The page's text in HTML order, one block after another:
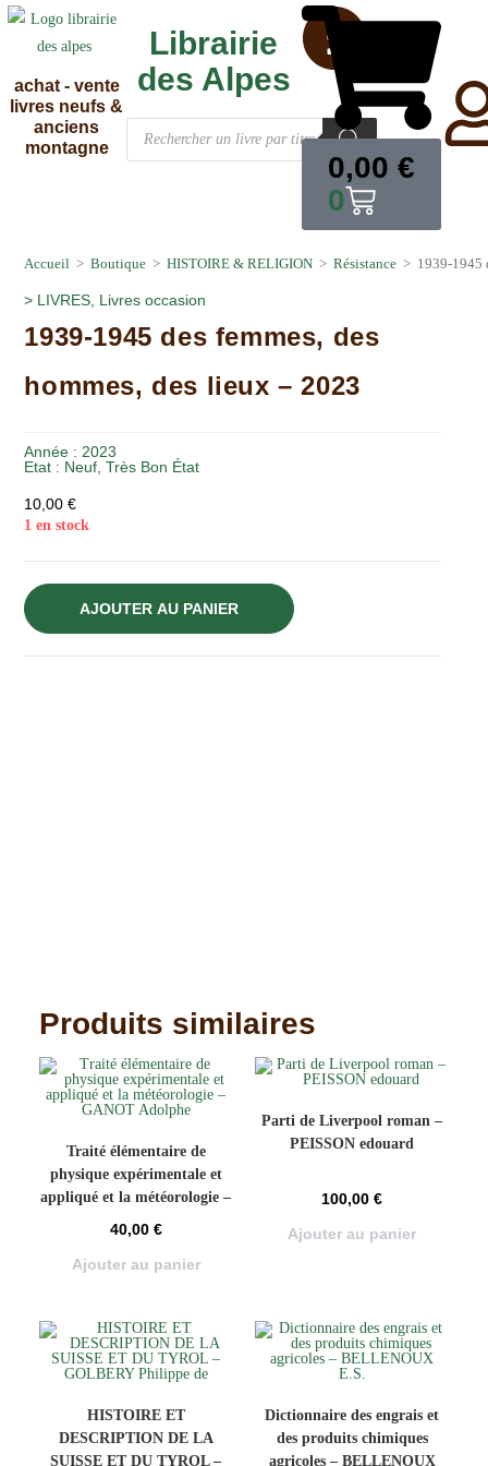
achat - vente
livres neufs &
anciens
montagne
0,00 €
0
Librairie
des Alpes
Accueil > Boutique > HISTOIRE & RELIGION > Résistance > 1939-1945
> LIVRES Livres occasion
1939-1945 des femmes, des
hommes, des lieux – 2023
Année : 2023
Etat : Neuf ,Très Bon État
10,00€
1 en stock
AJOUTER AU PANIER
Produits similaires
Traité élémentaire de
physique expérimentale et
appliqué et la météorologie –
40,00 €
Ajouter au panier
Parti de Liverpool roman –
PEISSON edouard
100,00€
Ajouter au panier
HISTOIRE ET
DESCRIPTION DE LA
SUISSE ET DU TYROL –
Dictionnaire des engrais et
des produits chimiques
agricoles – BELLENOUX